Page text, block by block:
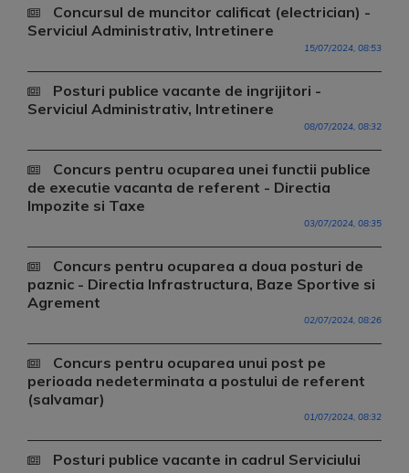
Concursul de muncitor calificat (electrician) -
Serviciul Administrativ, Intretinere
15/07/2024, 08:53
Posturi publice vacante de ingrijitori -
Serviciul Administrativ, Intretinere
08/07/2024, 08:32
Concurs pentru ocuparea unei functii publice
de executie vacanta de referent - Directia
Impozite si Taxe
03/07/2024, 08:35
Concurs pentru ocuparea a doua posturi de
paznic - Directia Infrastructura, Baze Sportive si
Agrement
02/07/2024, 08:26
Concurs pentru ocuparea unui post pe
perioada nedeterminata a postului de referent
(salvamar)
01/07/2024, 08:32
Posturi publice vacante in cadrul Serviciului